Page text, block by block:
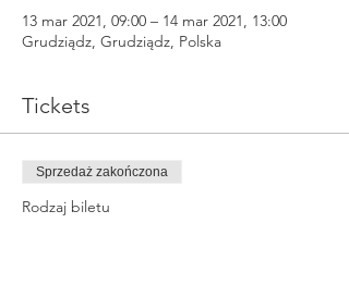
13 mar 2021, 09:00 – 14 mar 2021, 13:00
Grudziądz, Grudziądz, Polska
Tickets
Sprzedaż zakończona
Rodzaj biletu